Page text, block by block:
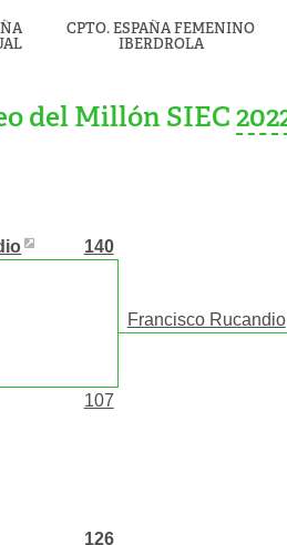
CPTO. ESPAÑA FEMENINO
IBERDROLA
del Millón SIEC
140
107
126
Francisco Rucandio